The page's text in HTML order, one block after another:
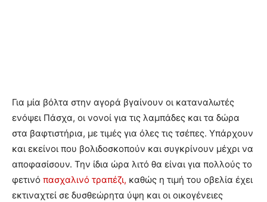
Για μία βόλτα στην αγορά βγαίνουν οι καταναλωτές
ενόψει Πάσχα, οι νονοί για τις λαμπάδες και τα δώρα
στα βαφτιστήρια, με τιμές για όλες τις τσέπες. Υπάρχουν
και εκείνοι που βολιδοσκοπούν και συγκρίνουν μέχρι να
αποφασίσουν. Την ίδια ώρα λιτό θα είναι για πολλούς το
φετινό πασχαλινό τραπέζι, καθώς η τιμή του οβελία έχει
εκτιναχτεί σε δυσθεώρητα ύψη και οι οικογένειες